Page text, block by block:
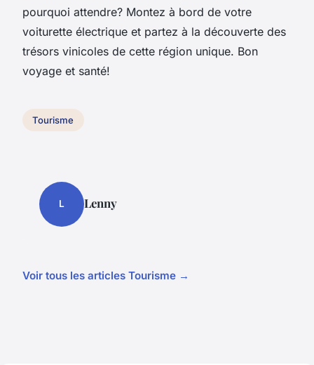
pourquoi attendre? Montez à bord de votre
voiturette électrique et partez à la découverte des
trésors vinicoles de cette région unique. Bon
voyage et santé!
Tourisme
L Lenny
Voir tous les articles Tourisme →